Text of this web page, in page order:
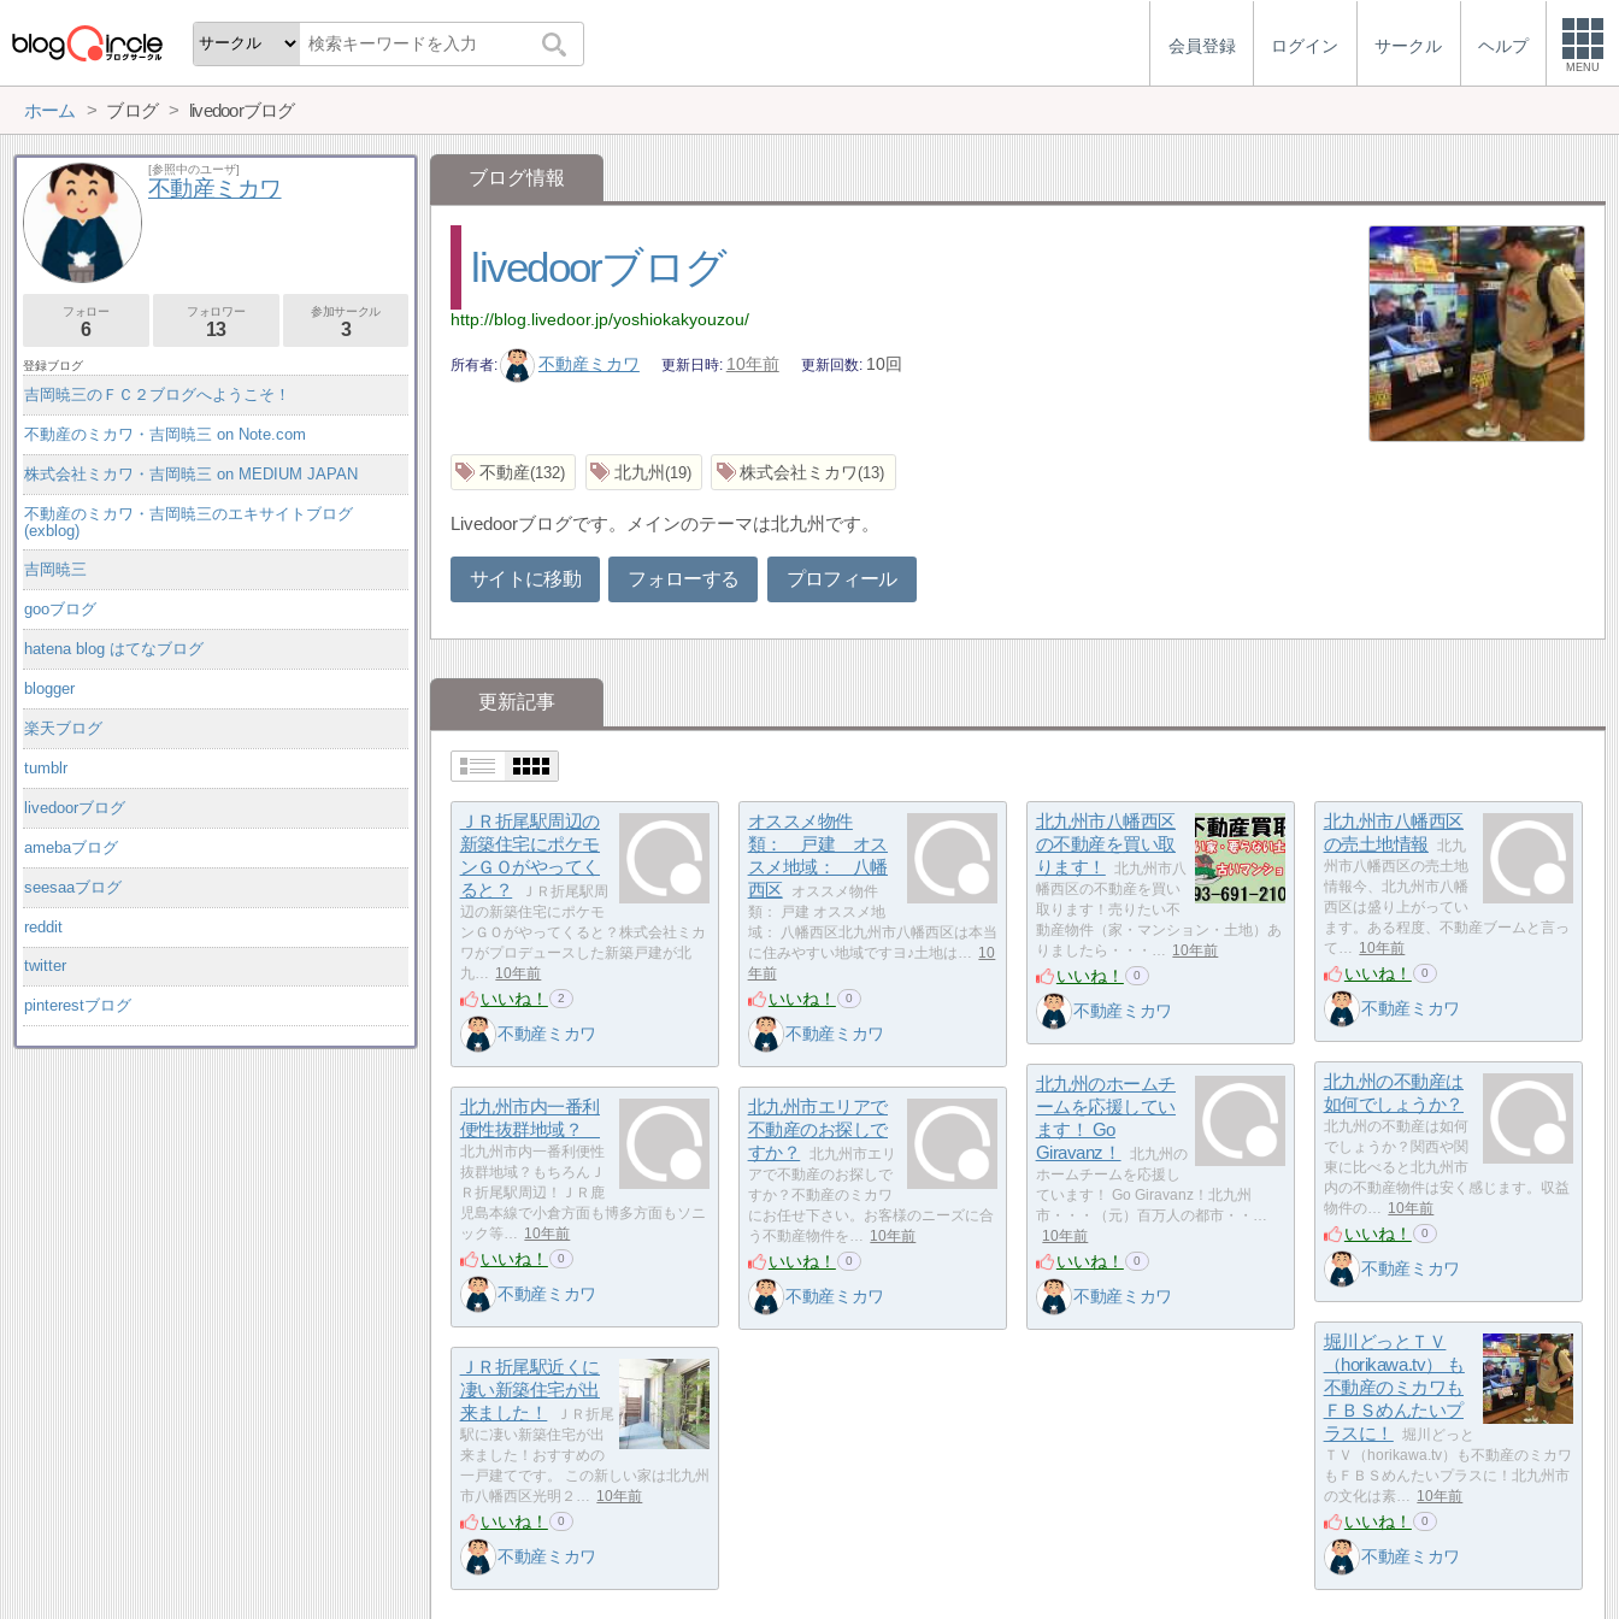
会員登録 ログイン サークル ヘルプ
MENU
ホーム ブログ livedoorブログ
ブログ情報
livedoorブログ
http://blog.livedoor.jp/yoshiokakyouzou/
所有者 不動産ミカワ 更新日時 10年前 更新回数 10回
不動産 132 北九州 19 株式会社ミカワ 13
Livedoorブログです。メインのテーマは北九州です。
サイトに移動 フォローする プロフィール
更新記事
ＪＲ折尾駅周辺の
新築住宅にポケモ
ンＧＯがやってく
ると？
ＪＲ折尾駅周
辺の新築住宅にポケモ
ンＧＯがやってくると？株式会社ミカ
ワがプロデュースした新築戸建が北
九… 10年前
いいね！ 2
不動産ミカワ
オススメ物件
類： 戸建 オス
スメ地域： 八幡
西区
オススメ物件
類： 戸建 オススメ地
域： 八幡西区北九州市八幡西区は本当
に住みやすい地域ですヨ♪土地は… 10
年前
いいね！ 0
不動産ミカワ
北九州市八幡西区
の不動産を買い取
ります！
北九州市八
幡西区の不動産を買い
取ります！売りたい不
動産物件（家・マンション・土地）あ
りましたら・・・… 10年前
いいね！ 0
不動産ミカワ
北九州市八幡西区
の売土地情報
北九
州市八幡西区の売土地
情報今、北九州市八幡
西区は盛り上がってい
ます。ある程度、不動産ブームと言っ
て… 10年前
いいね！ 0
不動産ミカワ
北九州の不動産は
如何でしょうか？
北九州の不動産は如何
でしょうか？関西や関
東に比べると北九州市
内の不動産物件は安く感じます。収益
物件の… 10年前
いいね！ 0
不動産ミカワ
北九州のホームチ
ームを応援してい
ます！ Go
Giravanz！
北九州の
ホームチームを応援し
ています！ Go Giravanz！北九州
市・・・（元）百万人の都市・・…
10年前
いいね！ 0
不動産ミカワ
北九州市内一番利
便性抜群地域？
北九州市内一番利便性
抜群地域？もちろんＪ
Ｒ折尾駅周辺！ＪＲ鹿
児島本線で小倉方面も博多方面もソニ
ック等… 10年前
いいね！ 0
不動産ミカワ
北九州市エリアで
不動産のお探しで
すか？
北九州市エリ
アで不動産のお探しで
すか？不動産のミカワ
にお任せ下さい。お客様のニーズに合
う不動産物件を… 10年前
いいね！ 0
不動産ミカワ
堀川どっとＴＶ
（horikawa.tv） も
不動産のミカワも
ＦＢＳめんたいプ
ラスに！
堀川どっと
ＴＶ（horikawa.tv）も不動産のミカワ
もＦＢＳめんたいプラスに！北九州市
の文化は素… 10年前
いいね！ 0
不動産ミカワ
ＪＲ折尾駅近くに
凄い新築住宅が出
来ました！
ＪＲ折尾
駅に凄い新築住宅が出
来ました！おすすめの
一戸建てです。 この新しい家は北九州
市八幡西区光明２… 10年前
いいね！ 0
不動産ミカワ
[参照中のユーザ]
不動産ミカワ
フォロー
6
フォロワー
13
参加サークル
3
登録ブログ
吉岡暁三のＦＣ２ブログへようこそ！
不動産のミカワ・吉岡暁三 on Note.com
株式会社ミカワ・吉岡暁三 on MEDIUM JAPAN
不動産のミカワ・吉岡暁三のエキサイトブログ
(exblog)
吉岡暁三
gooブログ
hatena blog はてなブログ
blogger
楽天ブログ
tumblr
livedoorブログ
amebaブログ
seesaaブログ
reddit
twitter
pinterestブログ